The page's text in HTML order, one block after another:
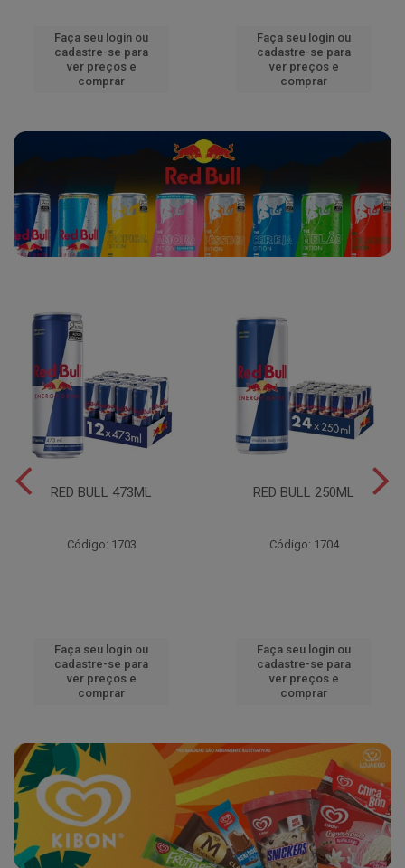
Faça seu login ou
cadastre-se para
ver preços e
comprar
Faça seu login ou
cadastre-se para
ver preços e
comprar
RED BULL 473ML
Código: 1703
Faça seu login ou
cadastre-se para
ver preços e
comprar
RED BULL 250ML
Código: 1704
Faça seu login ou
cadastre-se para
ver preços e
comprar